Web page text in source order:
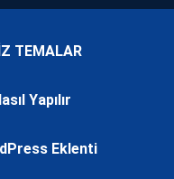
TEMALAR
Yapılır
Eklenti